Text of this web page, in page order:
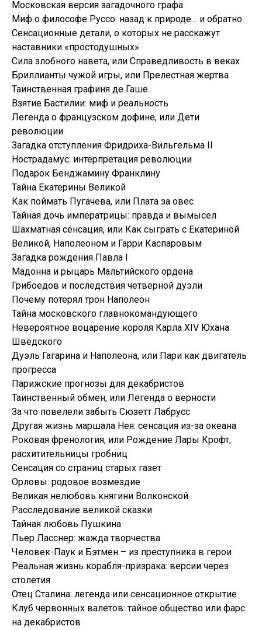
Московская версия загадочного графа
Миф о философе Руссо: назад к природе… и обратно
Сенсационные детали, о которых не расскажут
наставники «простодушных»
Сила злобного навета, или Справедливость в веках
Бриллианты чужой игры, или Прелестная жертва
Таинственная графиня де Гаше
Взятие Бастилии: миф и реальность
Легенда о французском дофине, или Дети
революции
Загадка отступления Фридриха-Вильгельма II
Нострадамус: интерпретация революции
Подарок Бенджамину Франклину
Тайна Екатерины Великой
Как поймать Пугачева, или Плата за овес
Тайная дочь императрицы: правда и вымысел
Шахматная сенсация, или Как сыграть с Екатериной
Великой, Наполеоном и Гарри Каспаровым
Загадка рождения Павла I
Мадонна и рыцарь Мальтийского ордена
Грибоедов и последствия четверной дуэли
Почему потерял трон Наполеон
Тайна московского главнокомандующего
Невероятное воцарение короля Карла ХIV Юхана
Шведского
Дуэль Гагарина и Наполеона, или Пари как двигатель
прогресса
Парижские прогнозы для декабристов
Таинственный обмен, или Легенда о верности
За что повелели забыть Сюзетт Лабрусс
Другая жизнь маршала Нея: сенсация из-за океана
Роковая френология, или Рождение Лары Крофт,
расхитительницы гробниц
Сенсация со страниц старых газет
Орловы: родовое возмездие
Великая нелюбовь княгини Волконской
Расследование великой сказки
Тайная любовь Пушкина
Пьер Ласснер: жажда творчества
Человек-Паук и Бэтмен – из преступника в герои
Реальная жизнь корабля-призрака: версии через
столетия
Отец Сталина: легенда или сенсационное открытие
Клуб червонных валетов: тайное общество или фарс
на декабристов